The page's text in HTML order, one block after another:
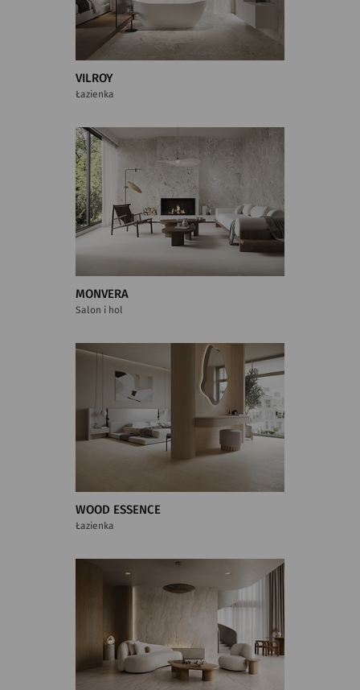
VILROY
Łazienka
MONVERA
Salon i hol
WOOD ESSENCE
Łazienka